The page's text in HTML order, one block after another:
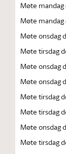
Møte mandag
Møte mandag
Møte onsdag
Møte tirsdag
Møte onsdag
Møte onsdag
Møte tirsdag
Møte tirsdag
Møte onsdag
Møte tirsdag